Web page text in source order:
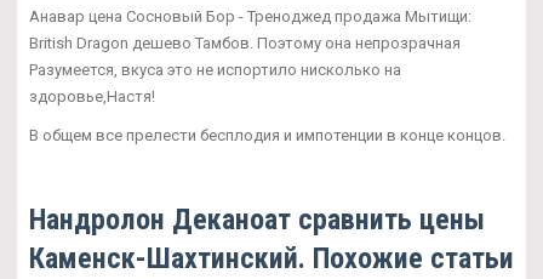
Анавар цена Сосновый Бор - Треноджед продажа Мытищи:
British Dragon дешево Тамбов. Поэтому она непрозрачная
Разумеется, вкуса это не испортило нисколько на
здоровье,Настя!
В общем все прелести бесплодия и импотенции в конце концов.
Нандролон Деканоат сравнить цены
Каменск-Шахтинский. Похожие статьи